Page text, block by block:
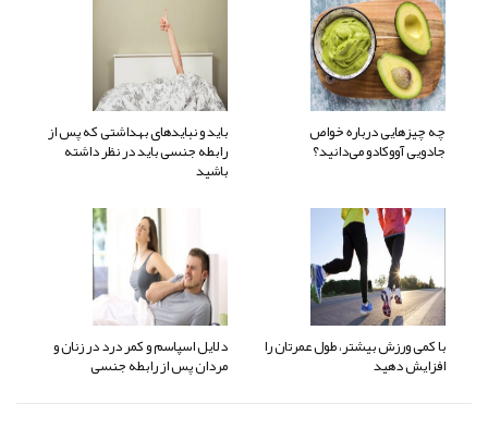
چه چیزهایی درباره خواص
جادویی آووکادو می‌دانید؟
باید و نبایدهای بهداشتی که پس از
رابطه جنسی باید در نظر داشته
باشید
با کمی ورزش بیشتر، طول عمرتان را
افزایش دهید
دلایل اسپاسم و کمر درد در زنان و
مردان پس از رابطه جنسی